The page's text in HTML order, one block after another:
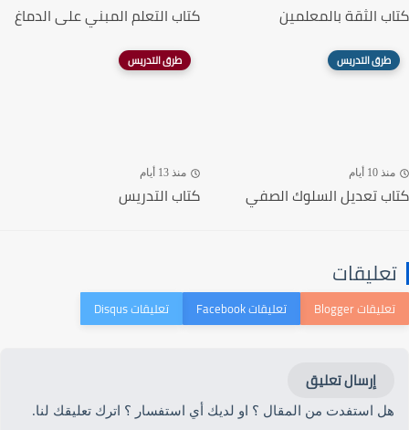
كتاب الثقة بالمعلمين كتاب التعلم المبني على الدماغ
طرق التدريس
منذ 10 أيام
كتاب تعديل السلوك الصفي
طرق التدريس
منذ 13 أيام
كتاب التدريس
تعليقات
إرسال تعليق
هل استفدت من المقال ؟ او لديك أي استفسار ؟ اترك تعليقك لنا.